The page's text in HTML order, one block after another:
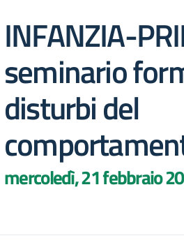
INFANZIA-
seminario
disturbi del
mercoledì, 21 febbraio